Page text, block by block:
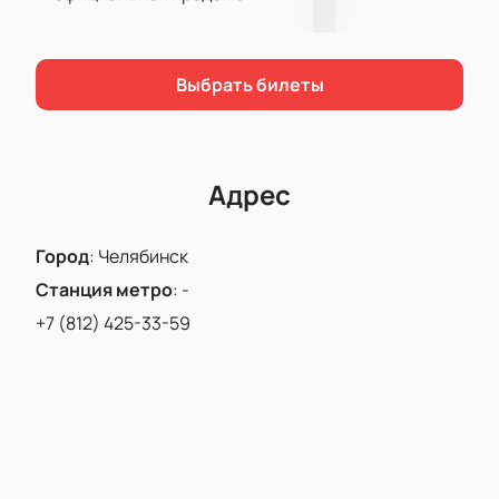
билетов.
Выбрать билеты
Адрес
Город: Челябинск
Станция метро: -
+7 (812) 425-33-59